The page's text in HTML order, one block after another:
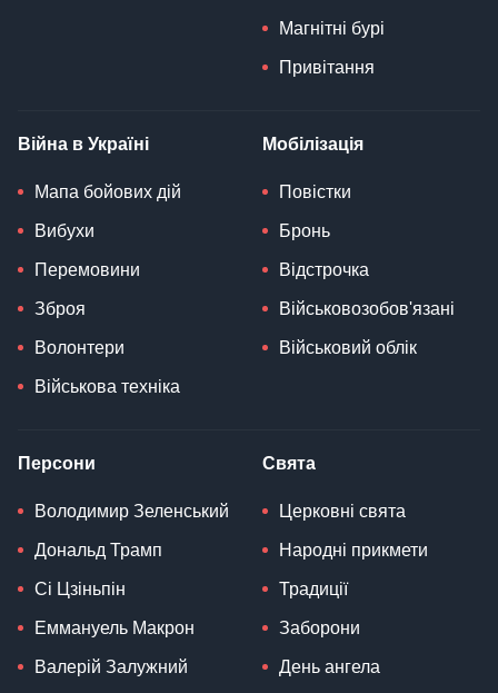
Магнітні бурі
Привітання
Війна в Україні
Мапа бойових дій
Вибухи
Перемовини
Зброя
Волонтери
Військова техніка
Мобілізація
Повістки
Бронь
Відстрочка
Військовозобов'язані
Військовий облік
Персони
Володимир Зеленський
Дональд Трамп
Сі Цзіньпін
Еммануель Макрон
Валерій Залужний
Свята
Церковні свята
Народні прикмети
Традиції
Заборони
День ангела